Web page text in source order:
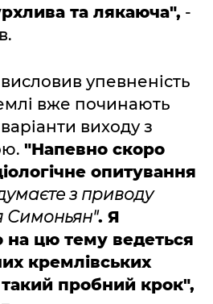
та лякаюча", -
упевненість
вже починають
виходу з
"Напевно скоро
опитування
з приводу
Симоньян". Я
цю тему ведеться
кремлівських
пробний крок",